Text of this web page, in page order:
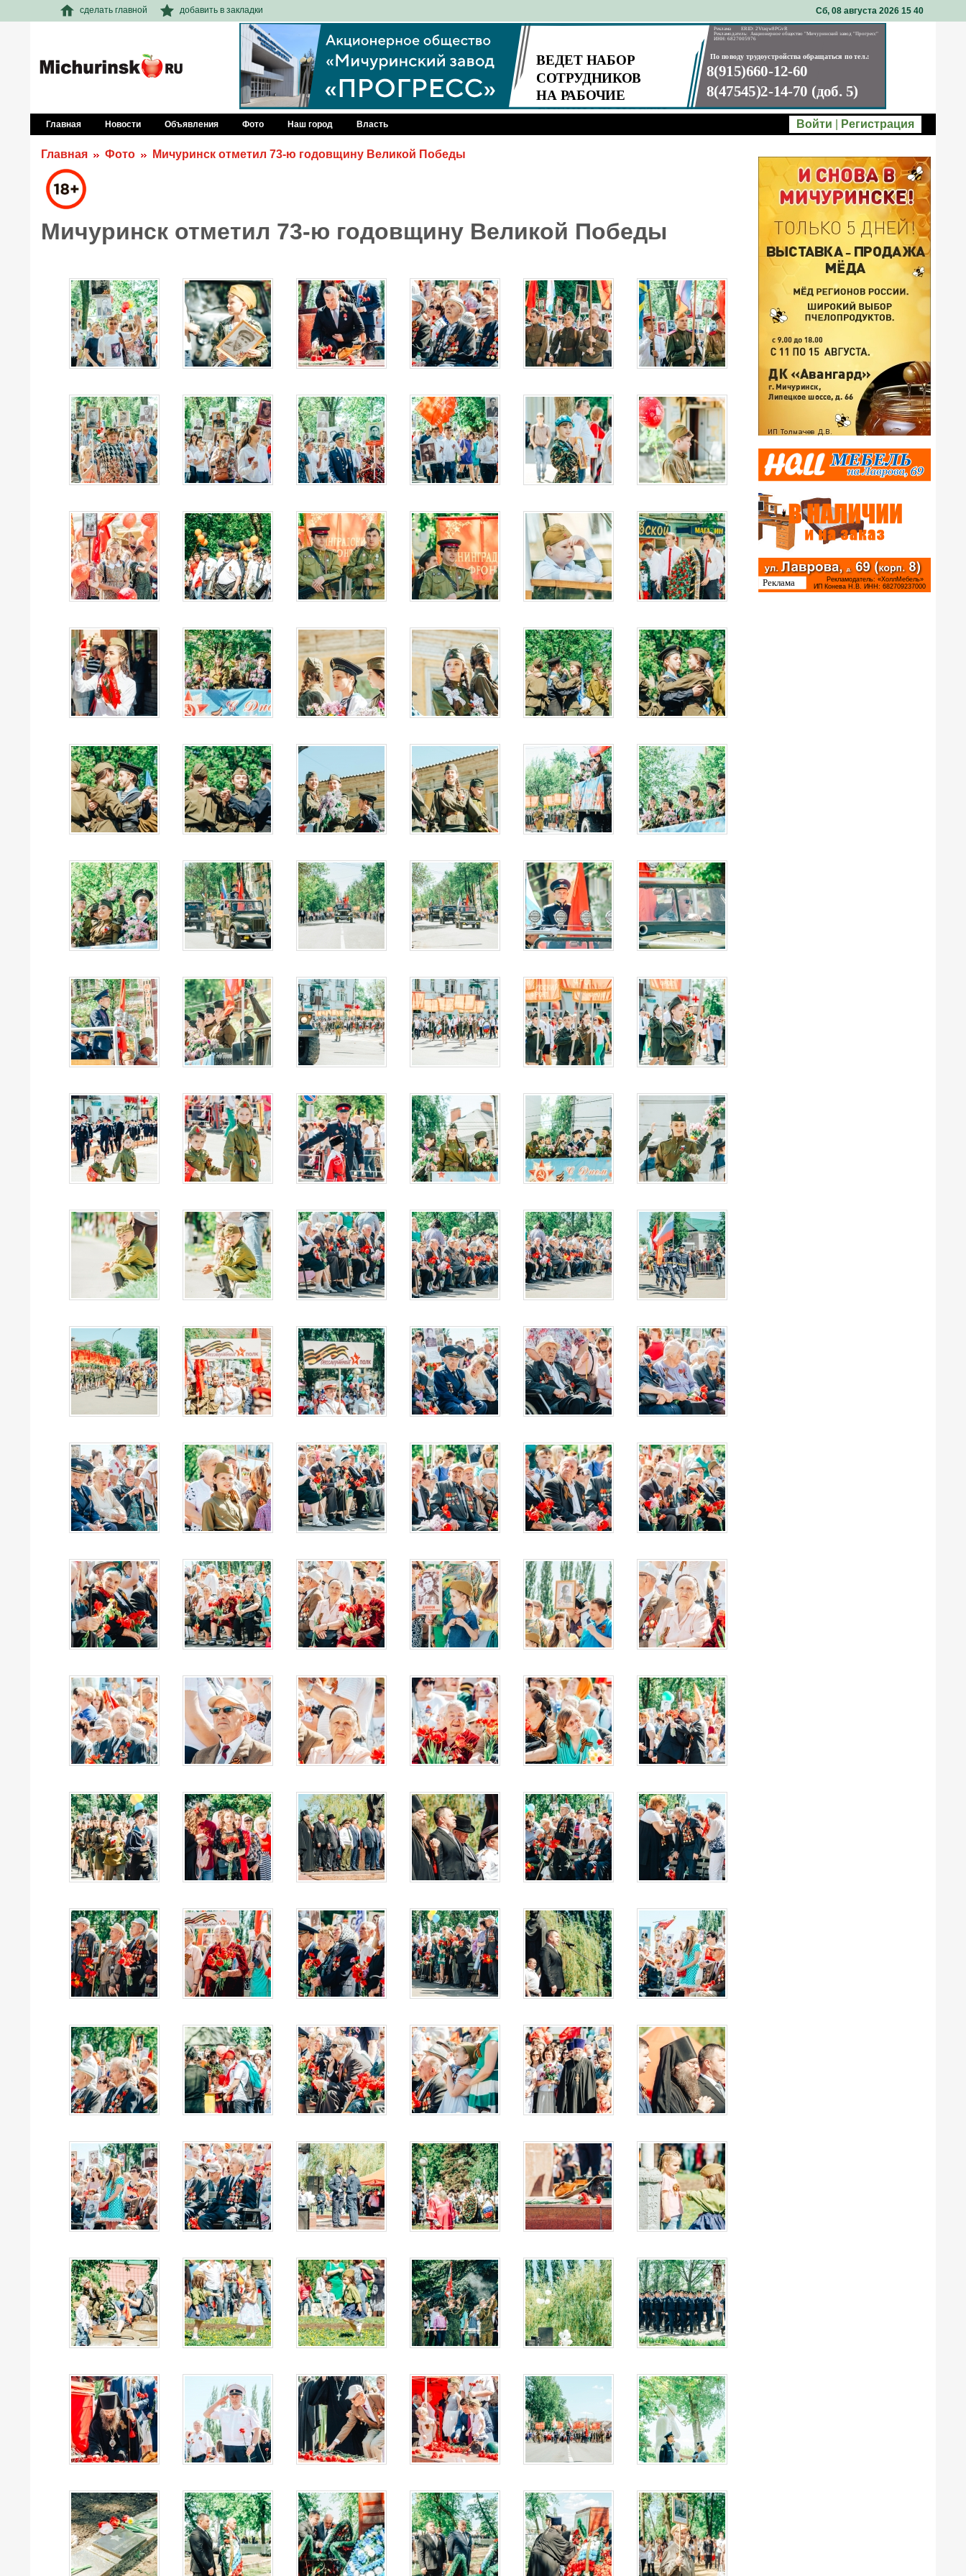
сделать главной добавить в закладки Сб, 08 августа 2026 15: 40
Главная Новости Объявления Фото Наш город Власть Войти Регистрация
Главная Фото Мичуринск отметил 73-ю годовщину Великой Победы
Мичуринск отметил 73-ю годовщину Великой Победы